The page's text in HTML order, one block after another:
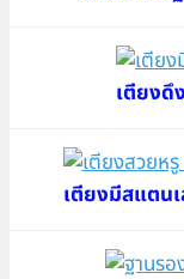
เตียงดึ
เตียงมีสแตน